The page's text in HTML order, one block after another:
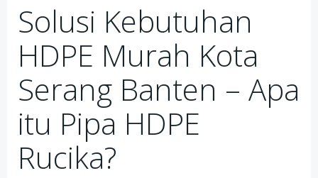
Solusi Kebutuhan
HDPE Murah Kota
Serang Banten – Apa
itu Pipa HDPE
Rucika?